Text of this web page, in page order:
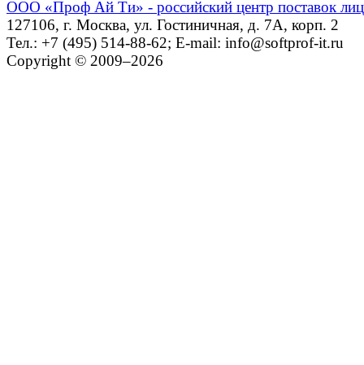
ООО «Проф Ай Ти» - российский центр поставок
127106, г. Москва, ул. Гостиничная, д. 7А, корп. 2
Тел.: +7 (495) 514-88-62; E-mail: info@softprof-it.ru
Copyright © 2009–2026